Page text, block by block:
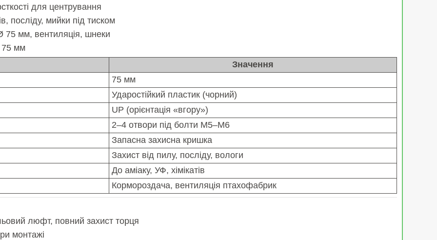
для центрування
посліду, мийки під тиском
75 мм, вентиляція, шнеки
75 мм
Значення
75 мм
Ударостійкий пластик (чорний)
UP (орієнтація «вгору»)
2–4 отвори під болти М5–М6
Запасна захисна кришка
Захист від пилу, посліду, вологи
До аміаку, УФ, хімікатів
Кормороздача, вентиляція птахофабрик
люфт, повний захист торця
монтажі